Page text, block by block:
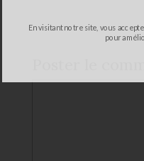
En visitant notre site, vous
pour